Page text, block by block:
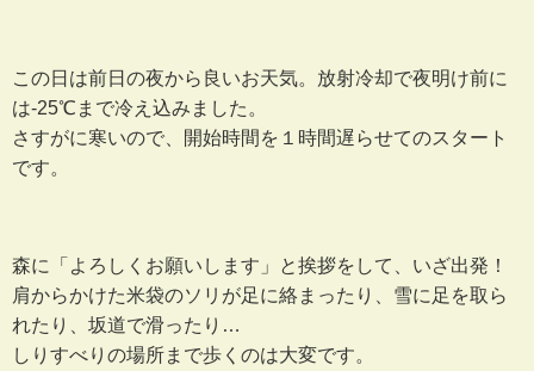
この日は前日の夜から良いお天気。放射冷却で夜明け前に
は-25℃まで冷え込みました。
さすがに寒いので、開始時間を１時間遅らせてのスタート
です。
森に「よろしくお願いします」と挨拶をして、いざ出発！
肩からかけた米袋のソリが足に絡まったり、雪に足を取ら
れたり、坂道で滑ったり…
しりすべりの場所まで歩くのは大変です。